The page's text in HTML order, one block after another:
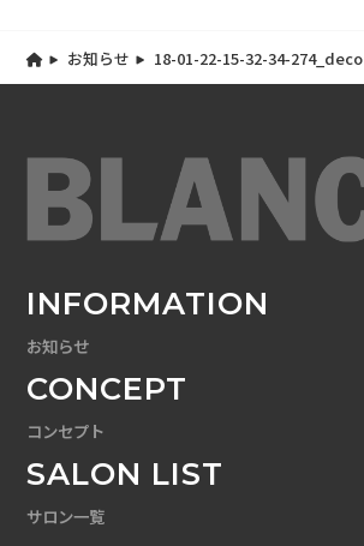
お知らせ 18-01-22-15-32-34-274_deco
INFORMATION
お知らせ
CONCEPT
コンセプト
SALON LIST
サロン一覧